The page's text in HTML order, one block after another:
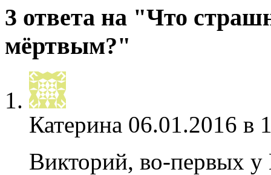
3 ответа на "Что
мёртвым?"
Катерина 06.01.2016 в
Викторий, во-первых у